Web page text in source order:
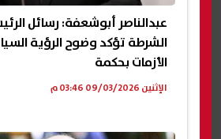
عبدالناصر أبوشعفة: رسائل
الشرطة تؤكد وضوح الرؤية
الأزمات بحكمة
الإثنين 09/03/2026 03:46 م